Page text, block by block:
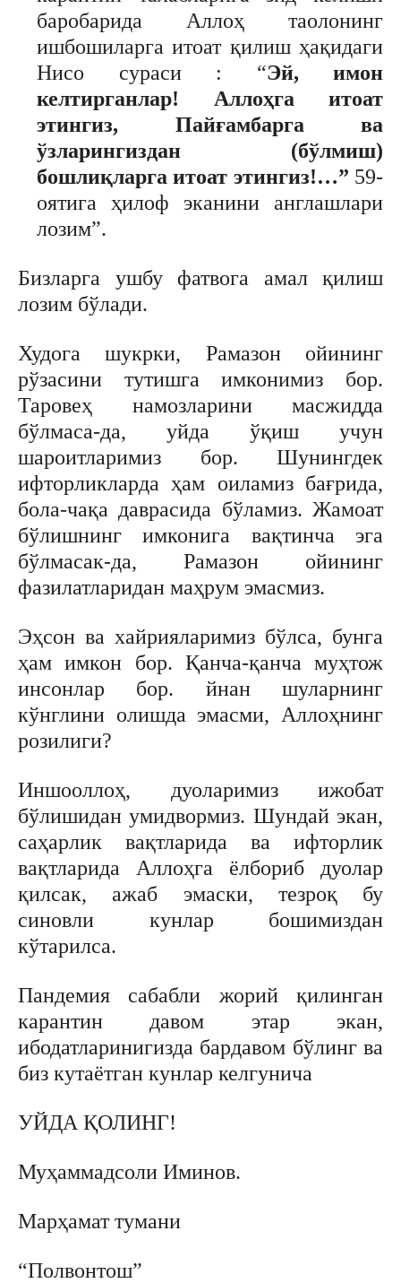
баробарида Аллоҳ таолонинг
ишбошиларга итоат қилиш ҳақидаги
Нисо сураси : “Эй, имон
келтирганлар! Аллоҳга итоат
этингиз, Пайғамбарга ва
ўзларингиздан (бўлмиш)
бошлиқларга итоат этингиз!…” 59-
оятига ҳилоф эканини англашлари
лозим”.
Бизларга ушбу фатвога амал қилиш
лозим бўлади.
Худога шукрки, Рамазон ойининг
рўзасини тутишга имконимиз бор.
Таровеҳ намозларини масжидда
бўлмаса-да, уйда ўқиш учун
шароитларимиз бор. Шунингдек
ифторликларда ҳам оиламиз бағрида,
бола-чақа даврасида бўламиз. Жамоат
бўлишнинг имконига вақтинча эга
бўлмасак-да, Рамазон ойининг
фазилатларидан маҳрум эмасмиз.
Эҳсон ва хайрияларимиз бўлса, бунга
ҳам имкон бор. Қанча-қанча муҳтож
инсонлар бор. йнан шуларнинг
кўнглини олишда эмасми, Аллоҳнинг
розилиги?
Иншооллоҳ, дуоларимиз ижобат
бўлишидан умидвормиз. Шундай экан,
саҳарлик вақтларида ва ифторлик
вақтларида Аллоҳга ёлбориб дуолар
қилсак, ажаб эмаски, тезроқ бу
синовли кунлар бошимиздан
кўтарилса.
Пандемия сабабли жорий қилинган
карантин давом этар экан,
ибодатларинигизда бардавом бўлинг ва
биз кутаётган кунлар келгунича
УЙДА ҚОЛИНГ!
Муҳаммадсоли Иминов.
Марҳамат тумани
“Полвонтош”